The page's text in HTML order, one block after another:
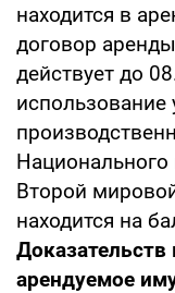
находится в
договор
действует до
использование
Второй
находится на
арендуемое